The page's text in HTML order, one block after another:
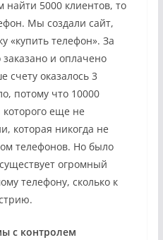
5000 клиентов, то
Мы создали сайт,
«купить телефон». За
и оплачено
счету оказалось 3
потому что 10000
еще не
которая никогда не
телефонов. Но было
огромный
телефону, сколько к
с контролем